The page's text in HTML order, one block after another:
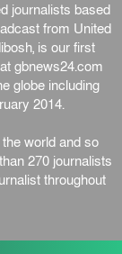
journalists based
from United
is our first
gbnews24.com
globe including
2014.
world and so
270 journalists
throughout